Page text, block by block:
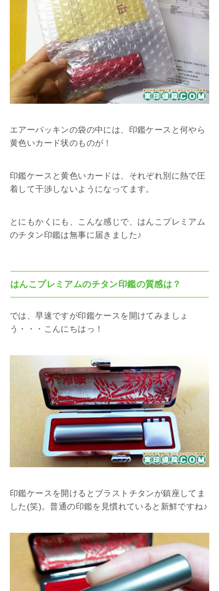
エアーパッキンの袋の中には、印鑑ケースと何やら
黄色いカード状のものが！
印鑑ケースと黄色いカードは、それぞれ別に熱で圧
着して干渉しないようになってます。
とにもかくにも、こんな感じで、はんこプレミアム
のチタン印鑑は無事に届きました♪
はんこプレミアムのチタン印鑑の質感は？
では、早速ですが印鑑ケースを開けてみましょ
う・・・こんにちはっ！
印鑑ケースを開けるとブラストチタンが鎮座してま
した(笑)。普通の印鑑を見慣れていると新鮮ですね♪